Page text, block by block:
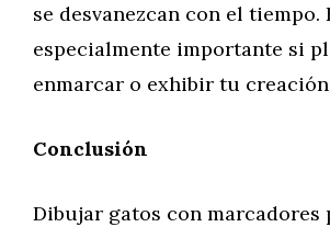
se desvanezcan con el tiempo.
especialmente importante si
enmarcar o exhibir tu
Conclusión
Dibujar gatos con marcadores